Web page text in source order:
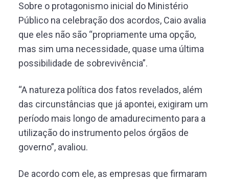
Sobre o protagonismo inicial do Ministério
Público na celebração dos acordos, Caio avalia
que eles não são “propriamente uma opção,
mas sim uma necessidade, quase uma última
possibilidade de sobrevivência”.
“A natureza política dos fatos revelados, além
das circunstâncias que já apontei, exigiram um
período mais longo de amadurecimento para a
utilização do instrumento pelos órgãos de
governo”, avaliou.
De acordo com ele, as empresas que firmaram